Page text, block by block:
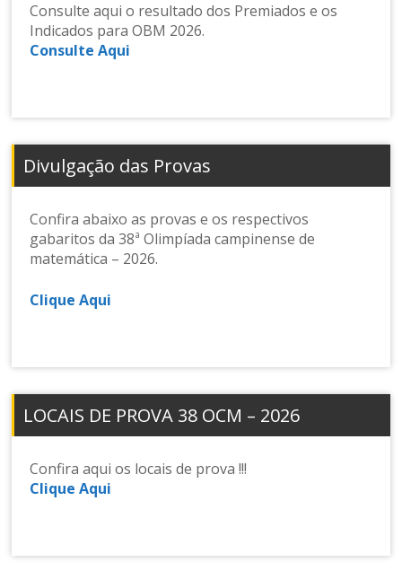
Consulte aqui o resultado dos Premiados e os
Indicados para OBM 2026.
Consulte Aqui
Divulgação das Provas
Confira abaixo as provas e os respectivos
gabaritos da 38ª Olimpíada campinense de
matemática – 2026.
Clique Aqui
LOCAIS DE PROVA 38 OCM – 2026
Confira aqui os locais de prova !!!
Clique Aqui